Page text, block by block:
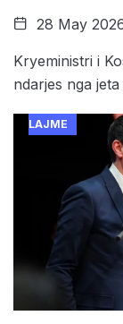
28 May
Kryeministri i
ndarjes nga
LAJME